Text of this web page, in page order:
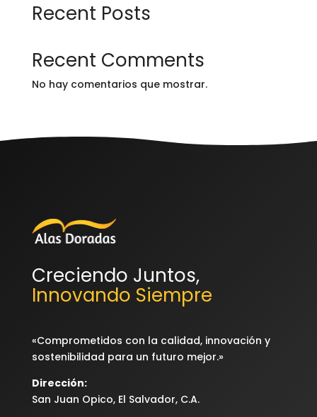
Recent Posts
Recent Comments
No hay comentarios que mostrar.
Creciendo Juntos,
Innovando Siempre
«Comprometidos con la calidad, innovación y
sostenibilidad para un futuro mejor.»
Dirección:
San Juan Opico, El Salvador, C.A.